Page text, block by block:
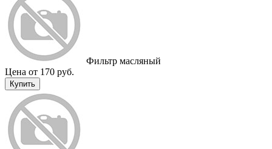
Фильтр масляный
Цена от 170 руб.
Купить